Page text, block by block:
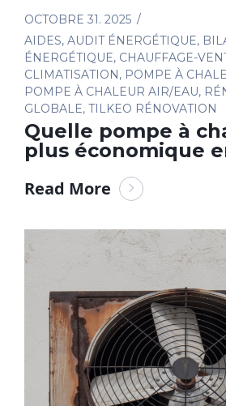
OCTOBRE 31. 2025
AIDES, AUDIT ÉNERGÉTIQUE,
ÉNERGÉTIQUE, CHAUFFAGE-
CLIMATISATION, POMPE À
POMPE À CHALEUR AIR/EAU,
GLOBALE, TILKEO RÉNOVATION
Quelle pompe à
plus économique
Read More